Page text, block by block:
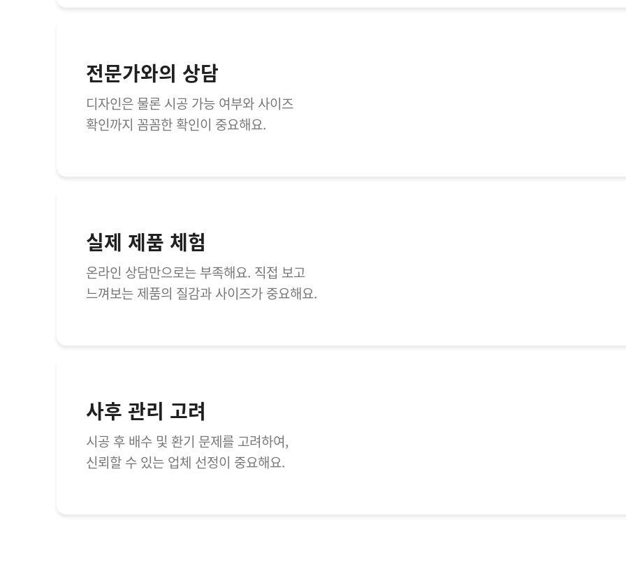
전문가와의 상담
디자인은 물론 시공 가능 여부와 사이즈
확인까지 꼼꼼한 확인이 중요해요.
실제 제품 체험
온라인 상담만으로는 부족해요. 직접 보고
느껴보는 제품의 질감과 사이즈가 중요해요.
사후 관리 고려
시공 후 배수 및 환기 문제를 고려하여,
신뢰할 수 있는 업체 선정이 중요해요.